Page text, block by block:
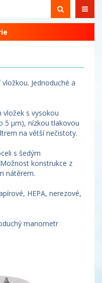
Jednoduché a
vložek s vysokou
5 µm), nízkou tlakovou
na větší nečistoty.
s šedým
konstrukce z
nátěrem.
HEPA, nerezové,
manometr